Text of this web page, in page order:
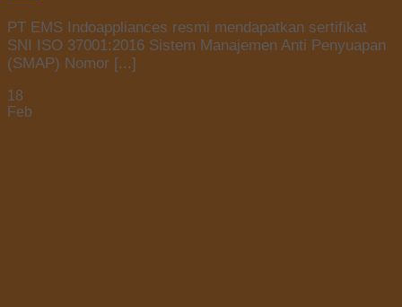
PT EMS Indoappliances resmi mendapatkan sertifikat
SNI ISO 37001:2016 Sistem Manajemen Anti Penyuapan
(SMAP) Nomor [...]
18
Feb